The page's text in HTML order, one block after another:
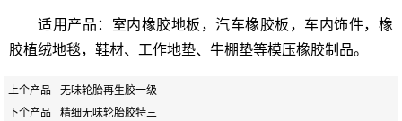
适用产品：室内橡胶地板，汽车橡胶板，车内饰件，橡
胶植绒地毯，鞋材、工作地垫、牛棚垫等模压橡胶制品。
上个产品
无味轮胎再生胶一级
下个产品
精细无味轮胎胶特三